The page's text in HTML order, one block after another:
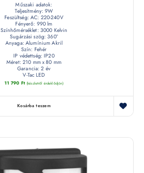
Műszaki adatok:
Teljesítmény: 9W
Feszültség: AC: 220-240V
Fényerő: 990 lm
Színhőmérséklet: 3000 Kelvin
Sugárzási szög: 360°
Anyaga: Alumínium Akril
Szín: Fehér
IP védettség: IP20
Méret: 210 mm x 80 mm
Garancia: 2 év
V-Tac LED
11 790 Ft (készletről érdeklődjön)
Kosárba teszem